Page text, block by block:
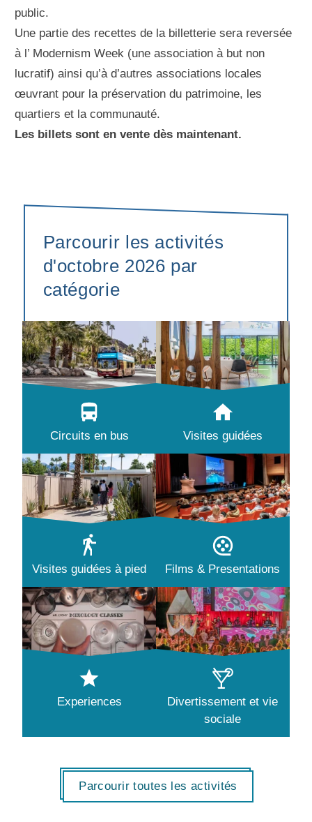
public.
Une partie des recettes de la billetterie sera reversée
à l’ Modernism Week (une association à but non
lucratif) ainsi qu’à d’autres associations locales
œuvrant pour la préservation du patrimoine, les
quartiers et la communauté.
Les billets sont en vente dès maintenant.
Parcourir les activités
d'octobre 2026 par
catégorie
Circuits en bus Visites guidées
Visites guidées à pied Films & Presentations
Experiences
Divertissement et vie
sociale
Parcourir toutes les activités